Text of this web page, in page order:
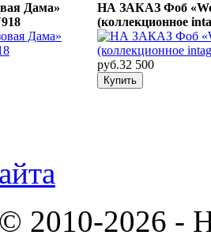
Дама»
НА ЗАКАЗ Фоб
(коллекционное
руб.32 500
2010-2026 -